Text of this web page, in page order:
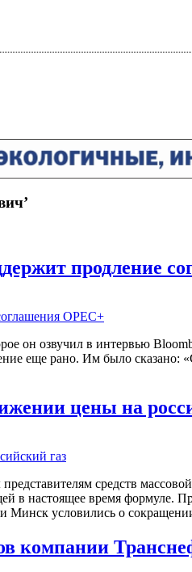
продление
он озвучил в интервью
еще рано. Им было сказано:
цены на
средств
в настоящее время формуле.
и Минск условились о
компании